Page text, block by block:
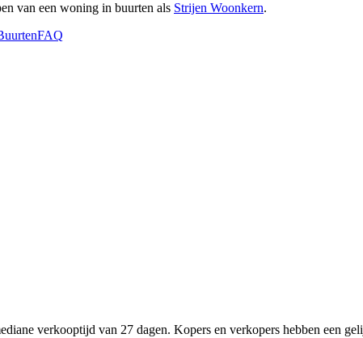
van een woning in buurten als Strijen Woonkern.
FAQ
verkooptijd van 27 dagen. Kopers en verkopers hebben een